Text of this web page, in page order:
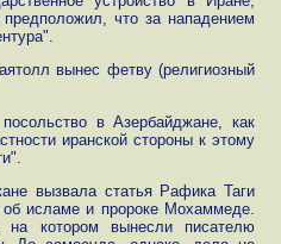
что за нападением
вынес фетву (религиозный
в Азербайджане, как
иранской стороны к этому
вызвала статья Рафика Таги
исламе и пророке Мохаммеде.
котором вынесли писателю